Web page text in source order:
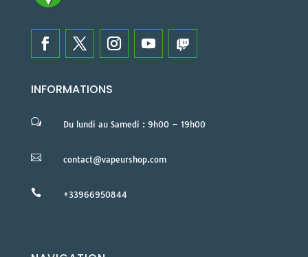
INFORMATIONS
w Du lundi au Samedi : 9h00 – 19h00
 contact@vapeurshop.com
 +33966950844